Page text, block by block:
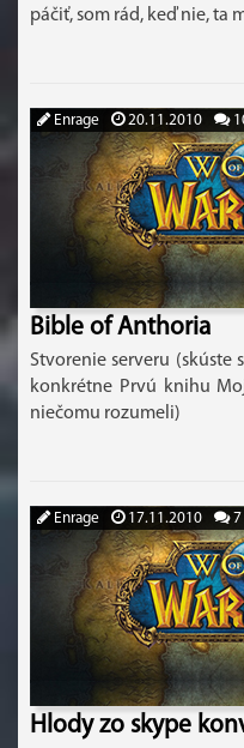
páčiť, som rád, keď nie, ta
Enrage 20.11.2010
Bible of Anthoria
Stvorenie serveru
konkrétne Prvú knihu
niečomu rozumeli)
Enrage 17.11.2010 7
Hlody zo skype